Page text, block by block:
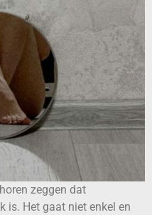
zeggen dat
is. Het gaat niet enkel en